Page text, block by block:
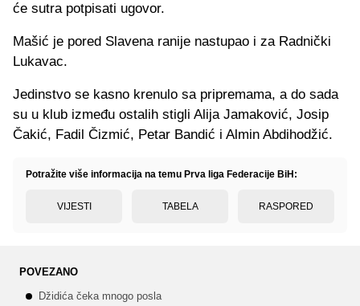
će sutra potpisati ugovor.
Mašić je pored Slavena ranije nastupao i za Radnički
Lukavac.
Jedinstvo se kasno krenulo sa pripremama, a do sada
su u klub između ostalih stigli Alija Jamaković, Josip
Čakić, Fadil Čizmić, Petar Bandić i Almin Abdihodžić.
Potražite više informacija na temu Prva liga Federacije BiH:
VIJESTI TABELA RASPORED
POVEZANO
Džidića čeka mnogo posla